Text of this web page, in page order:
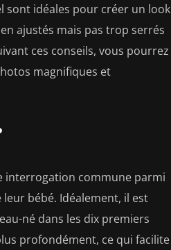
sont idéales pour créer un look
ajustés mais pas trop serrés
ces conseils, vous pourrez
magnifiques et
interrogation commune parmi
bébé. Idéalement, il est
né dans les dix premiers
profondément, ce qui facilite